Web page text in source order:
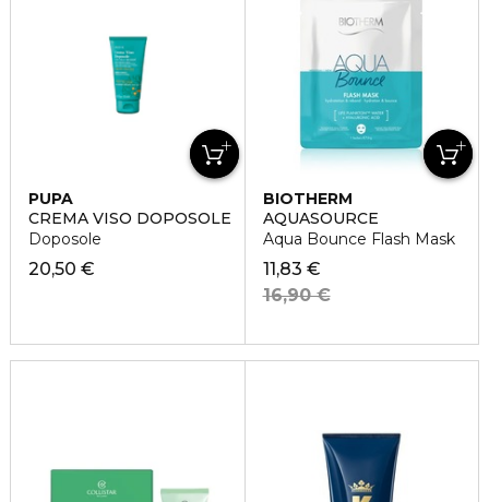
PUPA
CREMA VISO DOPOSOLE
Doposole
20,50 €
BIOTHERM
AQUASOURCE
Aqua Bounce Flash Mask
11,83 €
16,90 €